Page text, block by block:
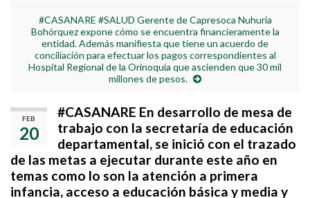
#CASANARE #SALUD Gerente de Capresoca Nuhuria
Bohórquez expone cómo se encuentra financieramente la
entidad. Además manifiesta que tiene un acuerdo de
conciliación para efectuar los pagos correspondientes al
Hospital Regional de la Orinoquía que ascienden que 30 mil
millones de pesos.
FEB
20
#CASANARE En desarrollo de mesa de
trabajo con la secretaría de educación
departamental, se inició con el trazado
de las metas a ejecutar durante este año en
temas como lo son la atención a primera
infancia, acceso a educación básica y media y